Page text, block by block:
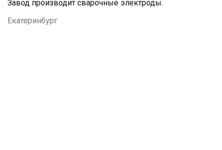
Завод производит сварочные электроды.
Екатеринбург